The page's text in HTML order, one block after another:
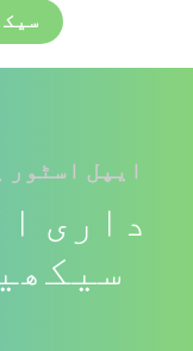
ایپل اسٹور
داری